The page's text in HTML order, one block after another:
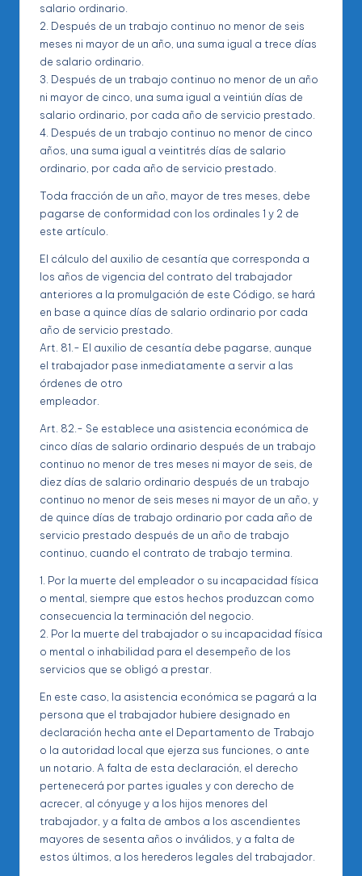
salario ordinario.
2. Después de un trabajo continuo no menor de seis
meses ni mayor de un año, una suma igual a trece días
de salario ordinario.
3. Después de un trabajo continuo no menor de un año
ni mayor de cinco, una suma igual a veintiún días de
salario ordinario, por cada año de servicio prestado.
4. Después de un trabajo continuo no menor de cinco
años, una suma igual a veintitrés días de salario
ordinario, por cada año de servicio prestado.
Toda fracción de un año, mayor de tres meses, debe
pagarse de conformidad con los ordinales 1 y 2 de
este artículo.
El cálculo del auxilio de cesantía que corresponda a
los años de vigencia del contrato del trabajador
anteriores a la promulgación de este Código, se hará
en base a quince días de salario ordinario por cada
año de servicio prestado.
Art. 81.- El auxilio de cesantía debe pagarse, aunque
el trabajador pase inmediatamente a servir a las
órdenes de otro
empleador.
Art. 82.- Se establece una asistencia económica de
cinco días de salario ordinario después de un trabajo
continuo no menor de tres meses ni mayor de seis, de
diez días de salario ordinario después de un trabajo
continuo no menor de seis meses ni mayor de un año, y
de quince días de trabajo ordinario por cada año de
servicio prestado después de un año de trabajo
continuo, cuando el contrato de trabajo termina.
1. Por la muerte del empleador o su incapacidad física
o mental, siempre que estos hechos produzcan como
consecuencia la terminación del negocio.
2. Por la muerte del trabajador o su incapacidad física
o mental o inhabilidad para el desempeño de los
servicios que se obligó a prestar.
En este caso, la asistencia económica se pagará a la
persona que el trabajador hubiere designado en
declaración hecha ante el Departamento de Trabajo
o la autoridad local que ejerza sus funciones, o ante
un notario. A falta de esta declaración, el derecho
pertenecerá por partes iguales y con derecho de
acrecer, al cónyuge y a los hijos menores del
trabajador, y a falta de ambos a los ascendientes
mayores de sesenta años o inválidos, y a falta de
estos últimos, a los herederos legales del trabajador.